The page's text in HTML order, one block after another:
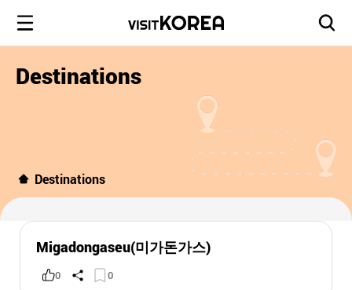
Destinations
Destinations
Migadongaseu(미가돈가스)
0 0